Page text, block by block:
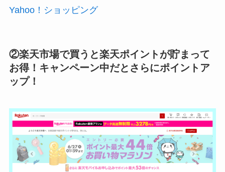
Yahoo！ショッピング
②楽天市場で買うと楽天ポイントが貯まって
お得！キャンペーン中だとさらにポイントア
ップ！